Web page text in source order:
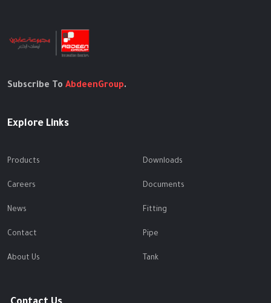
Subscribe To AbdeenGroup.
Explore Links
Products
Careers
News
Contact
About Us
Downloads
Documents
Fitting
Pipe
Tank